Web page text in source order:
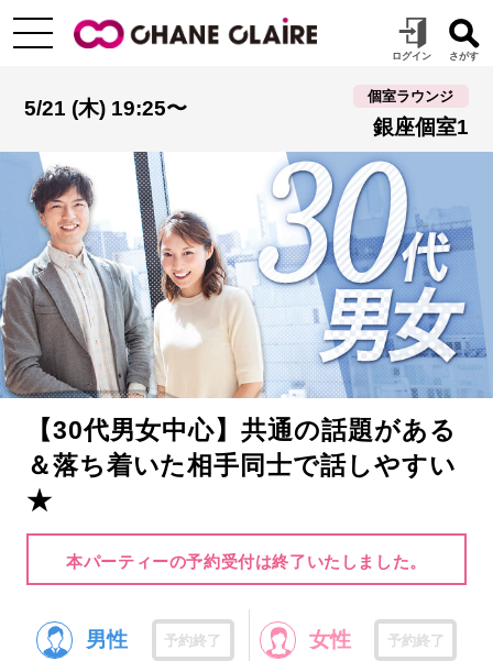
5/21 (木) 19:25〜
個室ラウンジ
銀座個室1
【30代男女中心】共通の話題がある
＆落ち着いた相手同士で話しやすい
★
本パーティーの予約受付は終了いたしました。
男性 予約終了 女性 予約終了